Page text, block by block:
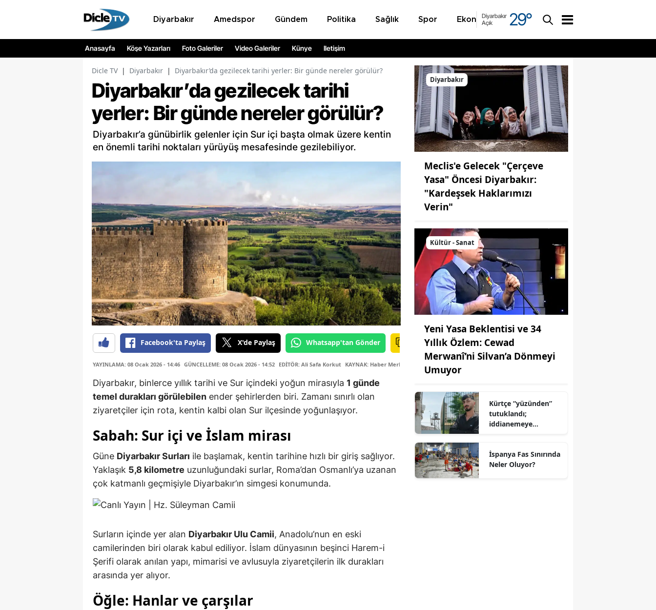
Diyarbakır Amedspor Gündem Politika Sağlık Spor Ekonomi Asayiş
Diyarbakır
Açık
29°
Anasayfa Köşe Yazarları Foto Galeriler Video Galeriler Künye İletişim
Dicle TV | Diyarbakır | Diyarbakır’da gezilecek tarihi yerler: Bir günde nereler görülür?
Diyarbakır’da gezilecek tarihi
yerler: Bir günde nereler görülür?
Diyarbakır’a günübirlik gelenler için Sur içi başta olmak üzere kentin
en önemli tarihi noktaları yürüyüş mesafesinde gezilebiliyor.
Facebook'ta Paylaş X'de Paylaş Whatsapp'tan Gönder
YAYINLAMA: 08 Ocak 2026 - 14:46 GÜNCELLEME: 08 Ocak 2026 - 14:52 EDİTÖR: Ali Safa Korkut KAYNAK: Haber Merkezi
Diyarbakır, binlerce yıllık tarihi ve Sur içindeki yoğun mirasıyla 1 günde
temel durakları görülebilen ender şehirlerden biri. Zamanı sınırlı olan
ziyaretçiler için rota, kentin kalbi olan Sur ilçesinde yoğunlaşıyor.
Sabah: Sur içi ve İslam mirası
Güne Diyarbakır Surları ile başlamak, kentin tarihine hızlı bir giriş sağlıyor.
Yaklaşık 5,8 kilometre uzunluğundaki surlar, Roma’dan Osmanlı’ya uzanan
çok katmanlı geçmişiyle Diyarbakır’ın simgesi konumunda.
Surların içinde yer alan Diyarbakır Ulu Camii, Anadolu’nun en eski
camilerinden biri olarak kabul ediliyor. İslam dünyasının beşinci Harem-i
Şerifi olarak anılan yapı, mimarisi ve avlusuyla ziyaretçilerin ilk durakları
arasında yer alıyor.
Öğle: Hanlar ve çarşılar
Diyarbakır
Meclis'e Gelecek "Çerçeve
Yasa" Öncesi Diyarbakır:
"Kardeşsek Haklarımızı
Verin"
Kültür - Sanat
Yeni Yasa Beklentisi ve 34
Yıllık Özlem: Cewad
Merwanî’ni Silvan’a Dönmeyi
Umuyor
Kürtçe “yüzünden”
tutuklandı;
iddianemeye
İspanya Fas Sınırında
Neler Oluyor?